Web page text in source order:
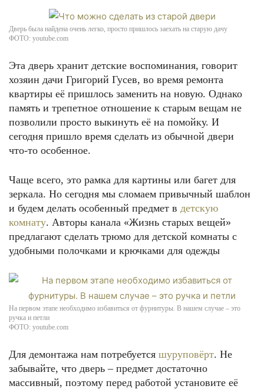
Дверь была найдена очень легко, просто пришлось заехать на старую дачу
ФОТО: youtube.com
Эта дверь хранит детские воспоминания, говорит
хозяин дачи Григорий Гусев, во время ремонта
квартиры её пришлось заменить на новую. Однако
память и трепетное отношение к старым вещам не
позволили просто выкинуть её на помойку. И
сегодня пришло время сделать из обычной двери
что-то особенное.
Чаще всего, это рамка для картины или багет для
зеркала. Но сегодня мы сломаем привычный шаблон
и будем делать особенный предмет в детскую
комнату. Авторы канала «Жизнь старых вещей»
предлагают сделать трюмо для детской комнаты с
удобными полочками и крючками для одежды
На первом этапе необходимо избавиться от фурнитуры. В нашем случае – это
ручка и петли
ФОТО: youtube.com
Для демонтажа нам потребуется шуруповёрт. Не
забывайте, что дверь – предмет достаточно
массивный, поэтому перед работой установите её